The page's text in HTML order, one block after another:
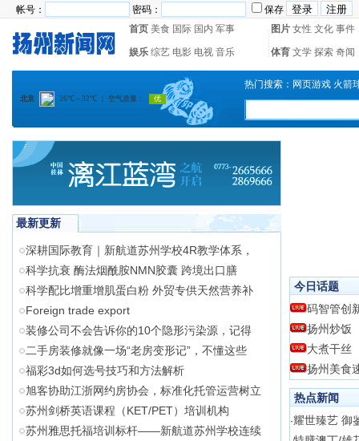
帐号： 密码：
保存
首页 美食 国际 国内 军事 图片 女性 文化 事件
娱乐 综艺 电影 电视 音乐 体育 文学 探索 奇闻
热门搜索： 网页游戏 火箭
最新更新
深耕国际教育｜新航道苏州学校4R教学体系，
科学抗衰 酶法烟酰胺NMN胶囊 跨境出口膳
科学配比增重增肌蛋白粉 外贸专供天然营养补
Foreign trade export
装修公司不会告诉你的10个隐形污染源，记得
二手房装修就像一场“老房变形记”，不懂这些
福彩3d如何选号技巧和方法解析
旭客协助江浙网约房协会，标准化托管运营树立
苏州剑桥英语课程（KET/PET）培训机构
苏州雅思托福培训标杆——新航道苏州学校连续
今日话题
码智管创
扬州炒饭
大煮干丝
扬州美食
热点新闻
·耀世臻艺 御